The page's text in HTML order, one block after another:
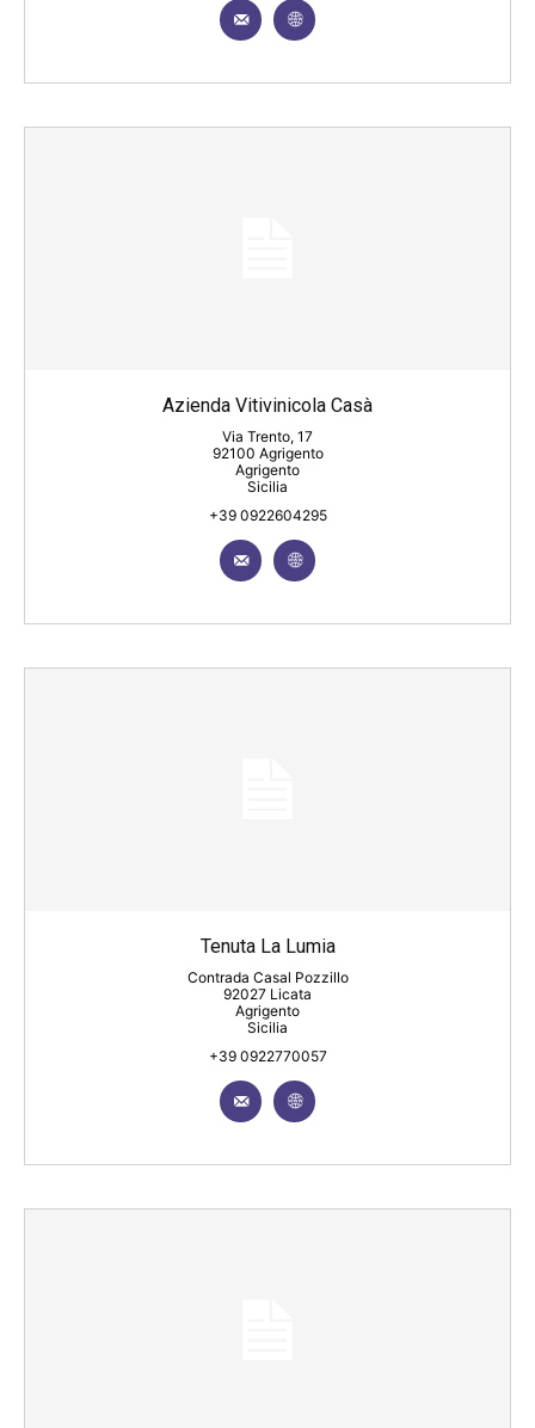
Azienda Vitivinicola Casà
Via Trento, 17
92100 Agrigento
Agrigento
Sicilia
+39 0922604295
Tenuta La Lumia
Contrada Casal Pozzillo
92027 Licata
Agrigento
Sicilia
+39 0922770057